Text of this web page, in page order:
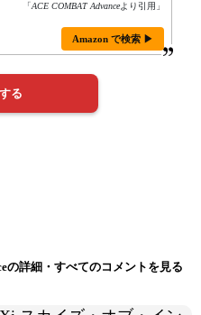
「ACE COMBAT Advanceより引用」
Amazon で検索 ▶
の詳細・すべてのコメントを見る